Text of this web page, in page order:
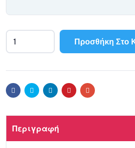
Προσθήκη Στο
FacebookTwitter LinkedinPinterestEmail
Περιγραφή